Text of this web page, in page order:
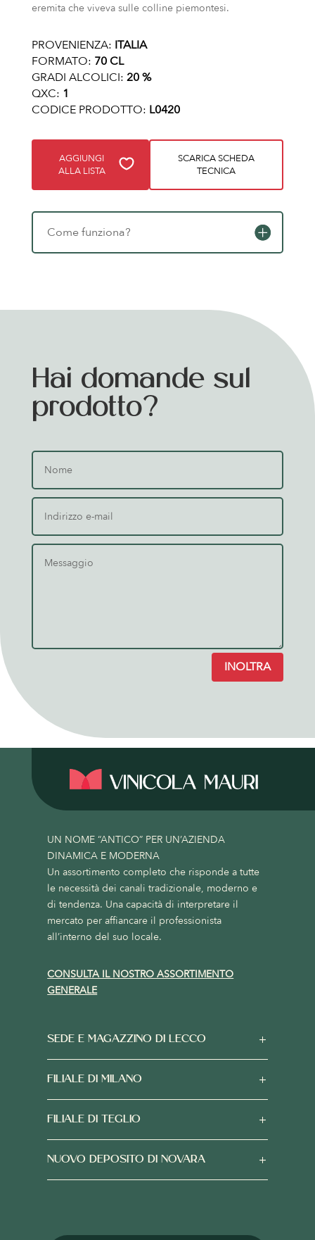
eremita che viveva sulle colline piemontesi.
PROVENIENZA: ITALIA
FORMATO: 70 CL
GRADI ALCOLICI: 20 %
QXC: 1
CODICE PRODOTTO: L0420
AGGIUNGI
ALLA LISTA
SCARICA SCHEDA
TECNICA
Come funziona?
Hai domande sul
prodotto?
INOLTRA
UN NOME “ANTICO” PER UN’AZIENDA
DINAMICA E MODERNA
Un assortimento completo che risponde a tutte
le necessità dei canali tradizionale, moderno e
di tendenza. Una capacità di interpretare il
mercato per affiancare il professionista
all’interno del suo locale.
CONSULTA IL NOSTRO ASSORTIMENTO
GENERALE
SEDE E MAGAZZINO DI LECCO
FILIALE DI MILANO
FILIALE DI TEGLIO
NUOVO DEPOSITO DI NOVARA